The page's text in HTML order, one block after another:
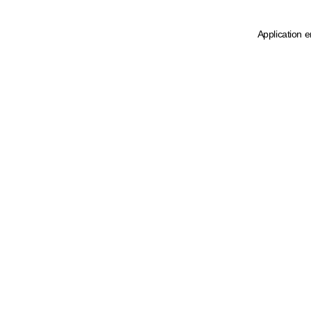
Application